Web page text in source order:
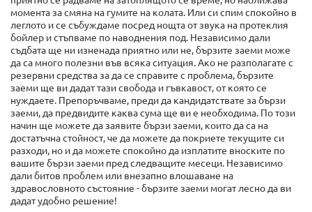
момента за смяна на гумите на колата. Или си спим спокойно в
леглото и се събуждаме посред нощта от звука на протеклия
бойлер и стъпваме по наводнения под. Независимо дали
съдбата ще ни изненада приятно или не, бързите заеми може
да са много полезни във всяка ситуация. Ако не разполагате с
резервни средства за да се справите с проблема, бързите
заеми ще ви дадат тази свобода и гъвкавост, от която се
нуждаете. Препоръчваме, преди да кандидатствате за бързи
заеми, да предвидите каква сума ще ви е необходима. По този
начин ще можете да заявите бързи заеми, които да са на
достатъчна стойност, че да можете да покриете текущите си
разходи, но и да можете спокойно да изплатите вноските по
вашите бързи заеми пред следващите месеци. Независимо
дали битов проблем или внезапно влошаване на
здравословното състояние - бързите заеми могат лесно да ви
дадат удобно решение!